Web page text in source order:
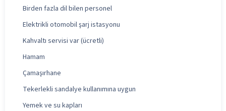
Birden fazla dil bilen personel
Elektrikli otomobil şarj istasyonu
Kahvaltı servisi var (ücretli)
Hamam
Çamaşırhane
Tekerlekli sandalye kullanımına uygun
Yemek ve su kapları